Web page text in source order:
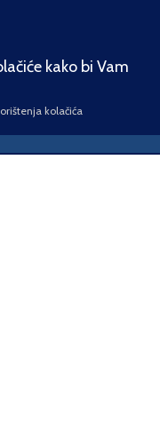
kako bi Vam
kolačića